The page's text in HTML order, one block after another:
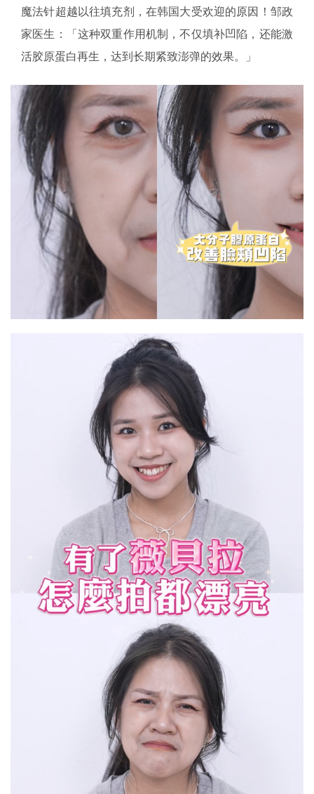
魔法针超越以往填充剂，在韩国大受欢迎的原因！邹政
家医生：「这种双重作用机制，不仅填补凹陷，还能激
活胶原蛋白再生，达到长期紧致澎弹的效果。」